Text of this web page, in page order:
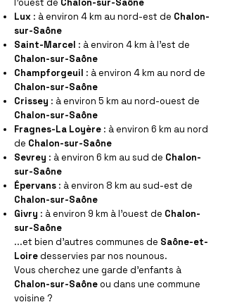
l'ouest de Chalon-sur-Saône
Lux : à environ 4 km au nord-est de Chalon-
sur-Saône
Saint-Marcel : à environ 4 km à l'est de
Chalon-sur-Saône
Champforgeuil : à environ 4 km au nord de
Chalon-sur-Saône
Crissey : à environ 5 km au nord-ouest de
Chalon-sur-Saône
Fragnes-La Loyère : à environ 6 km au nord
de Chalon-sur-Saône
Sevrey : à environ 6 km au sud de Chalon-
sur-Saône
Épervans : à environ 8 km au sud-est de
Chalon-sur-Saône
Givry : à environ 9 km à l'ouest de Chalon-
sur-Saône
...et bien d'autres communes de Saône-et-
Loire desservies par nos nounous.
Vous cherchez une garde d'enfants à
Chalon-sur-Saône ou dans une commune
voisine ?